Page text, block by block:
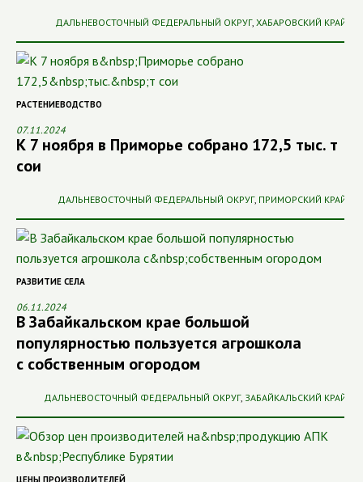
ДАЛЬНЕВОСТОЧНЫЙ ФЕДЕРАЛЬНЫЙ ОКРУГ, ХАБАРОВСКИЙ КРАЙ
РАСТЕНИЕВОДСТВО
07.11.2024
К 7 ноября в Приморье собрано 172,5 тыс. т
сои
ДАЛЬНЕВОСТОЧНЫЙ ФЕДЕРАЛЬНЫЙ ОКРУГ, ПРИМОРСКИЙ КРАЙ
РАЗВИТИЕ СЕЛА
06.11.2024
В Забайкальском крае большой
популярностью пользуется агрошкола
с собственным огородом
ДАЛЬНЕВОСТОЧНЫЙ ФЕДЕРАЛЬНЫЙ ОКРУГ, ЗАБАЙКАЛЬСКИЙ КРАЙ
ЦЕНЫ ПРОИЗВОДИТЕЛЕЙ